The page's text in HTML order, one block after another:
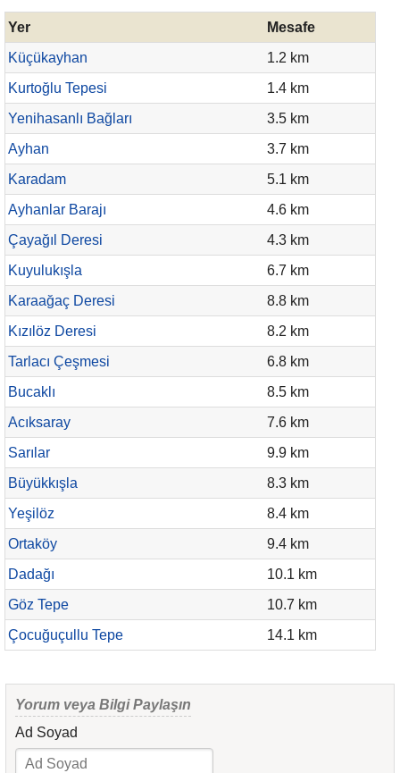
Yer
Mesafe
Küçükayhan
1.2 km
Kurtoğlu Tepesi
1.4 km
Yenihasanlı Bağları
3.5 km
Ayhan
3.7 km
Karadam
5.1 km
Ayhanlar Barajı
4.6 km
Çayağıl Deresi
4.3 km
Kuyulukışla
6.7 km
Karaağaç Deresi
8.8 km
Kızılöz Deresi
8.2 km
Tarlacı Çeşmesi
6.8 km
Bucaklı
8.5 km
Acıksaray
7.6 km
Sarılar
9.9 km
Büyükkışla
8.3 km
Yeşilöz
8.4 km
Ortaköy
9.4 km
Dadağı
10.1 km
Göz Tepe
10.7 km
Çocuğuçullu Tepe
14.1 km
Yorum veya Bilgi Paylaşın
Ad Soyad